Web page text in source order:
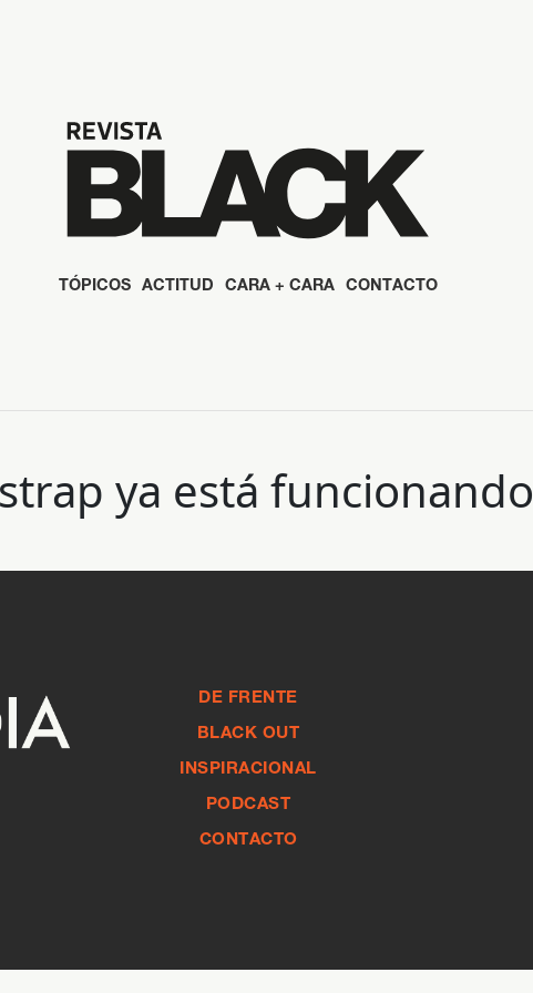
TÓPICOS ACTITUD CARA + CARA CONTACTO
ya está funcionando
DE FRENTE
BLACK OUT
INSPIRACIONAL
PODCAST
CONTACTO